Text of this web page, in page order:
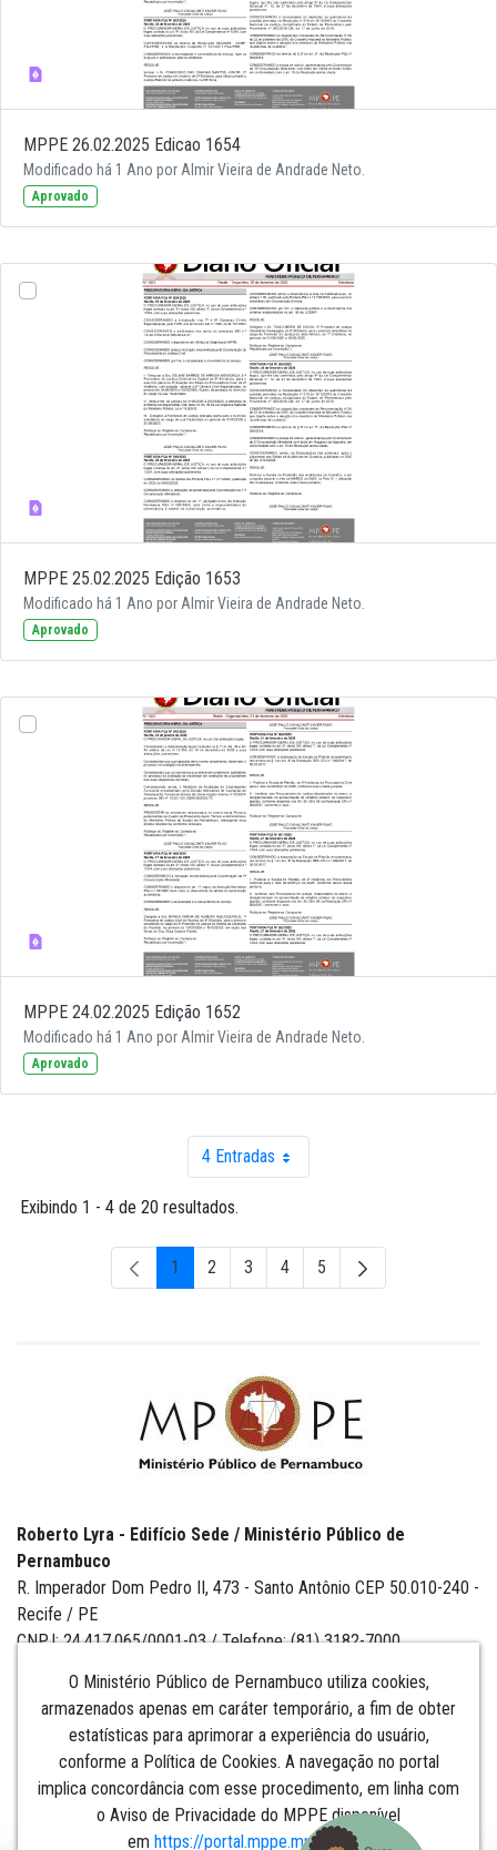
MPPE 26.02.2025 Edicao 1654
Modificado há 1 Ano por Almir Vieira de Andrade Neto.
Aprovado
MPPE 25.02.2025 Edição 1653
Modificado há 1 Ano por Almir Vieira de Andrade Neto.
Aprovado
MPPE 24.02.2025 Edição 1652
Modificado há 1 Ano por Almir Vieira de Andrade Neto.
Aprovado
4 EntradasPor página
Exibindo 1 - 4 de 20 resultados.
Página
1 Página
2 Página
3 Página
4 Página
5
O Ministério Público de Pernambuco utiliza cookies,
armazenados apenas em caráter temporário, a fim de obter
estatísticas para aprimorar a experiência do usuário,
conforme a Política de Cookies. A navegação no portal
implica concordância com esse procedimento, em linha com
o Aviso de Privacidade do MPPE disponível
em https://portal.mppe.mp.br/lgpd.​​​​​​​
Roberto Lyra - Edifício Sede / Ministério Público de
Pernambuco
R. Imperador Dom Pedro II, 473 - Santo Antônio CEP 50.010-240 -
Recife / PE
CNPJ: 24.417.065/0001-03 / Telefone: (81) 3182-7000
Institucional
Comunicação